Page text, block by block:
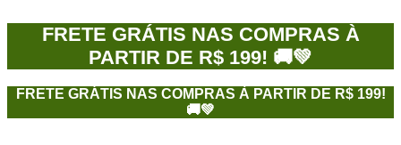
FRETE GRÁTIS NAS COMPRAS À
PARTIR DE R$ 199! 🚚💚
FRETE GRÁTIS NAS COMPRAS À PARTIR DE R$ 199!
🚚💚